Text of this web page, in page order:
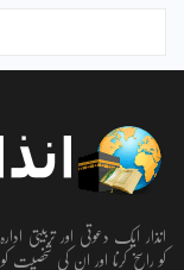
انذار ایک دعوتی اور تربیتی
کو راسخ کرنا اور ان کی شخصیت